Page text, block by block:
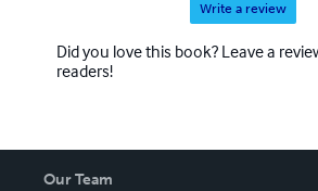
Write a review
Did you love this book? Leave a
readers!
Our Team